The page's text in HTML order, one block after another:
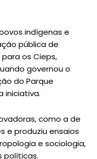
indígenas e
pública de
os Cieps,
governou o
do Parque
iniciativa.
como a de
e produziu ensaios
e sociologia,
políticas.